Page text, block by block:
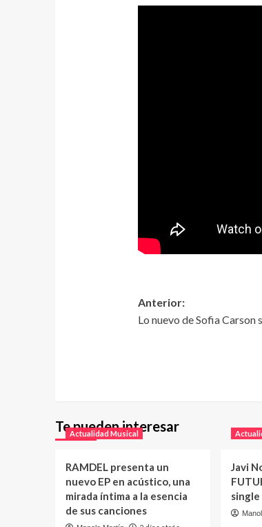
Anterior:
Lo nuevo de Sofia Carson
Te pueden interesar
Actualidad Musical
RAMDEL presenta un
nuevo EP en acústico, una
mirada íntima a la esencia
de sus canciones
Javi
single